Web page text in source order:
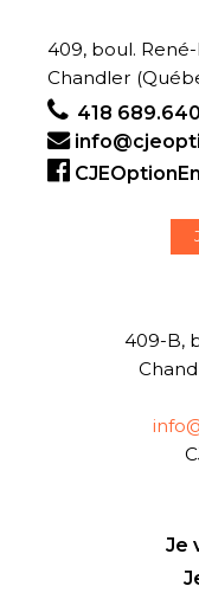
409, boul.
Chandler
418
409-B,
Je